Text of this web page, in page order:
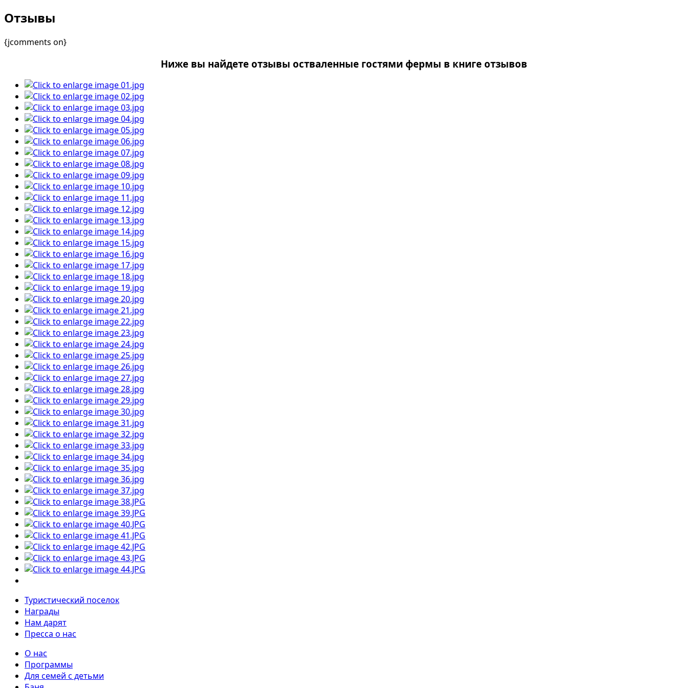
Отзывы
{jcomments on}
Ниже вы найдете отзывы остваленные гостями фермы в книге отзывов
Туристический поселок
Награды
Нам дарят
Пресса о нас
О нас
Программы
Для семей с детьми